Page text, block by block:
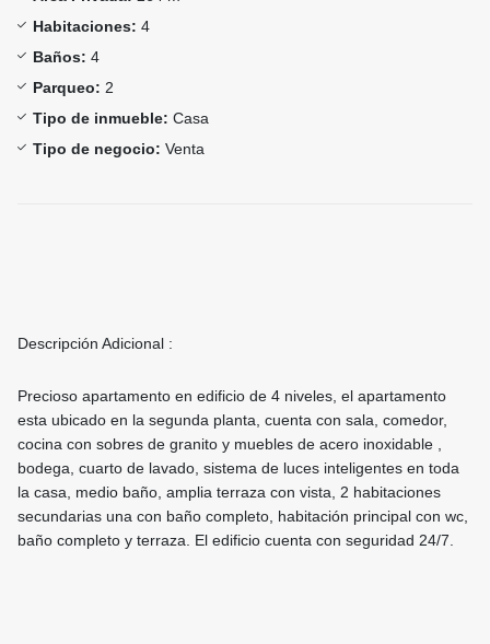
Habitaciones: 4
Baños: 4
Parqueo: 2
Tipo de inmueble: Casa
Tipo de negocio: Venta
Descripción Adicional :
Precioso apartamento en edificio de 4 niveles, el apartamento
esta ubicado en la segunda planta, cuenta con sala, comedor,
cocina con sobres de granito y muebles de acero inoxidable ,
bodega, cuarto de lavado, sistema de luces inteligentes en toda
la casa, medio baño, amplia terraza con vista, 2 habitaciones
secundarias una con baño completo, habitación principal con wc,
baño completo y terraza. El edificio cuenta con seguridad 24/7.